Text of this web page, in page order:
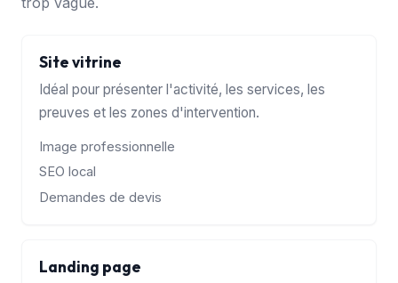
Site vitrine
Idéal pour présenter l'activité, les services, les
preuves et les zones d'intervention.
Image professionnelle
SEO local
Demandes de devis
Landing page